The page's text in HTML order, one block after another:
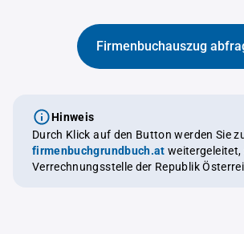
Firmenbuchauszug
Hinweis
Durch Klick auf den Button werden Sie
firmenbuchgrundbuch.at weitergeleitet, eine offizielle
Verrechnungsstelle der Republik